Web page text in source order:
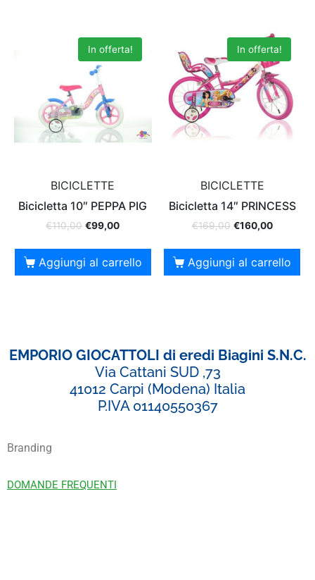
In offerta!
BICICLETTE
Bicicletta 10″ PEPPA PIG
€110,00 €99,00
Aggiungi al carrello
In offerta!
BICICLETTE
Bicicletta 14″ PRINCESS
€169,00 €160,00
Aggiungi al carrello
EMPORIO GIOCATTOLI di eredi Biagini S.N.C.
Via Cattani SUD ,73
41012 Carpi (Modena) Italia
P.IVA 01140550367
Branding
DOMANDE FREQUENTI